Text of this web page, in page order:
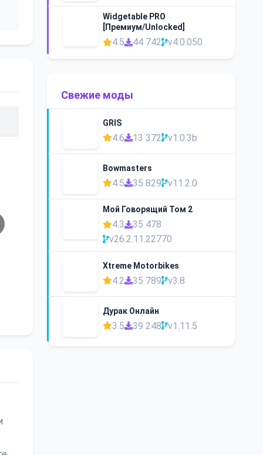
Widgetable PRO
[Премиум/Unlocked]
4.5 44 742 v4.0.050
Свежие моды
GRIS
4.6 13 372 v1.0.3b
Bowmasters
4.5 35 829 v11.2.0
Мой Говорящий Том 2
4.3
35 478
v26.2.11.22770
Xtreme Motorbikes
4.2 35 789 v3.8
Дурак Онлайн
3.5 39 248 v1.11.5